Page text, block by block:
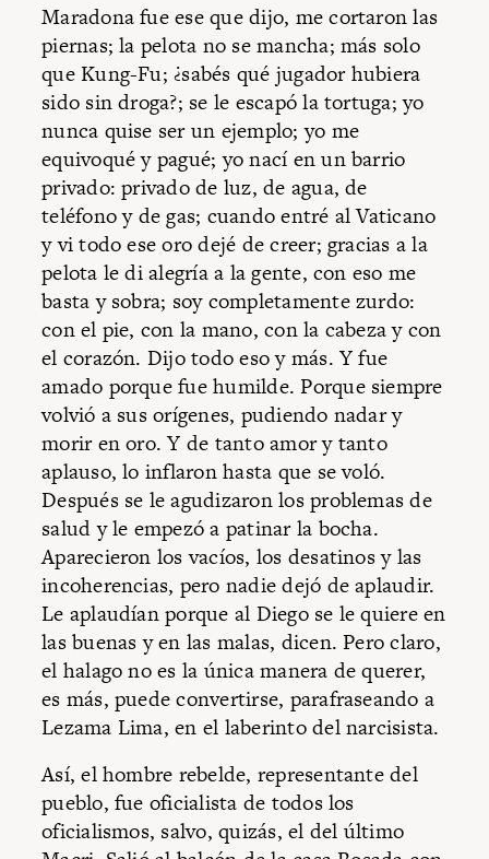
Maradona fue ese que dijo, me cortaron las
piernas; la pelota no se mancha; más solo
que Kung-Fu; ¿sabés qué jugador hubiera
sido sin droga?; se le escapó la tortuga; yo
nunca quise ser un ejemplo; yo me
equivoqué y pagué; yo nací en un barrio
privado: privado de luz, de agua, de
teléfono y de gas; cuando entré al Vaticano
y vi todo ese oro dejé de creer; gracias a la
pelota le di alegría a la gente, con eso me
basta y sobra; soy completamente zurdo:
con el pie, con la mano, con la cabeza y con
el corazón. Dijo todo eso y más. Y fue
amado porque fue humilde. Porque siempre
volvió a sus orígenes, pudiendo nadar y
morir en oro. Y de tanto amor y tanto
aplauso, lo inflaron hasta que se voló.
Después se le agudizaron los problemas de
salud y le empezó a patinar la bocha.
Aparecieron los vacíos, los desatinos y las
incoherencias, pero nadie dejó de aplaudir.
Le aplaudían porque al Diego se le quiere en
las buenas y en las malas, dicen. Pero claro,
el halago no es la única manera de querer,
es más, puede convertirse, parafraseando a
Lezama Lima, en el laberinto del narcisista.
Así, el hombre rebelde, representante del
pueblo, fue oficialista de todos los
oficialismos, salvo, quizás, el del último